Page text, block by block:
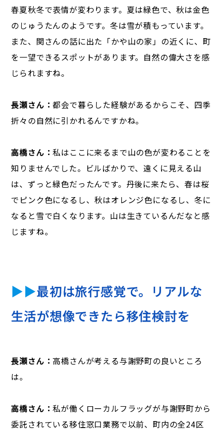
春夏秋冬で表情が変わります。夏は緑色で、秋は金色
のじゅうたんのようです。冬は雪が積もっています。
また、関さんの話に出た「かや山の家」の近くに、町
を一望できるスポットがあります。自然の偉大さを感
じられますね。
長瀬さん：都会で暮らした経験があるからこそ、四季
折々の自然に引かれるんですかね。
高橋さん：私はここに来るまで山の色が変わることを
知りませんでした。ビルばかりで、遠くに見える山
は、ずっと緑色だったんです。丹後に来たら、春は桜
でピンク色になるし、秋はオレンジ色になるし、冬に
なると雪で白くなります。山は生きているんだなと感
じますね。
▶▶最初は旅行感覚で。リアルな
生活が想像できたら移住検討を
長瀬さん：高橋さんが考える与謝野町の良いところ
は。
高橋さん：私が働くローカルフラッグが与謝野町から
委託されている移住窓口業務で以前、町内の全24区